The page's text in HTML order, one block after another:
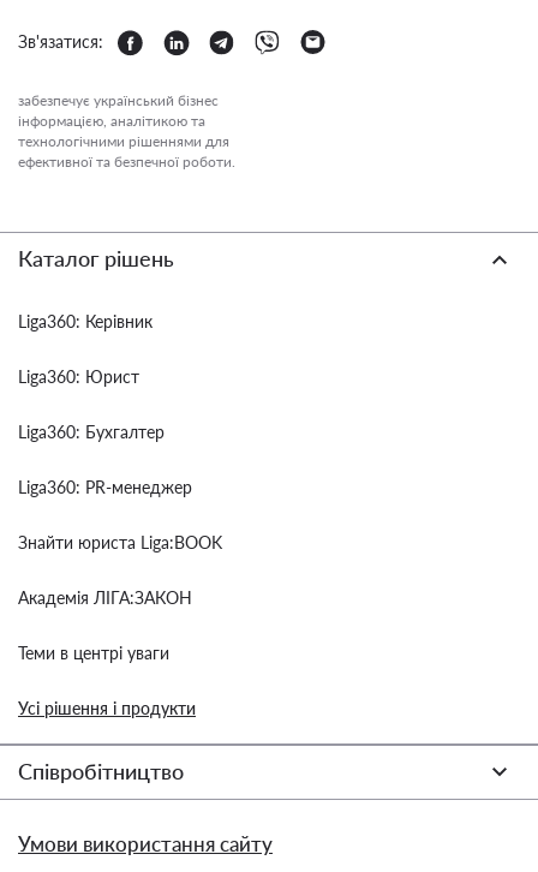
Зв'язатися:
забезпечує український бізнес
інформацією, аналітикою та
технологічними рішеннями для
ефективної та безпечної роботи.
Каталог рішень
Liga360: Керівник
Liga360: Юрист
Liga360: Бухгалтер
Liga360: PR-менеджер
Знайти юриста Liga:BOOK
Академія ЛІГА:ЗАКОН
Теми в центрі уваги
Усі рішення і продукти
Співробітництво
Умови використання сайту